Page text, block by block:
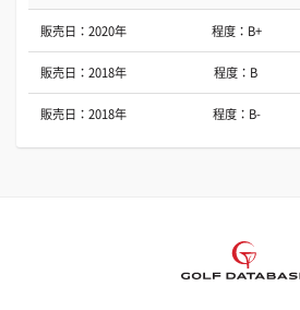
販売日：2020年 程度：B+
販売日：2018年 程度：B
販売日：2018年 程度：B-